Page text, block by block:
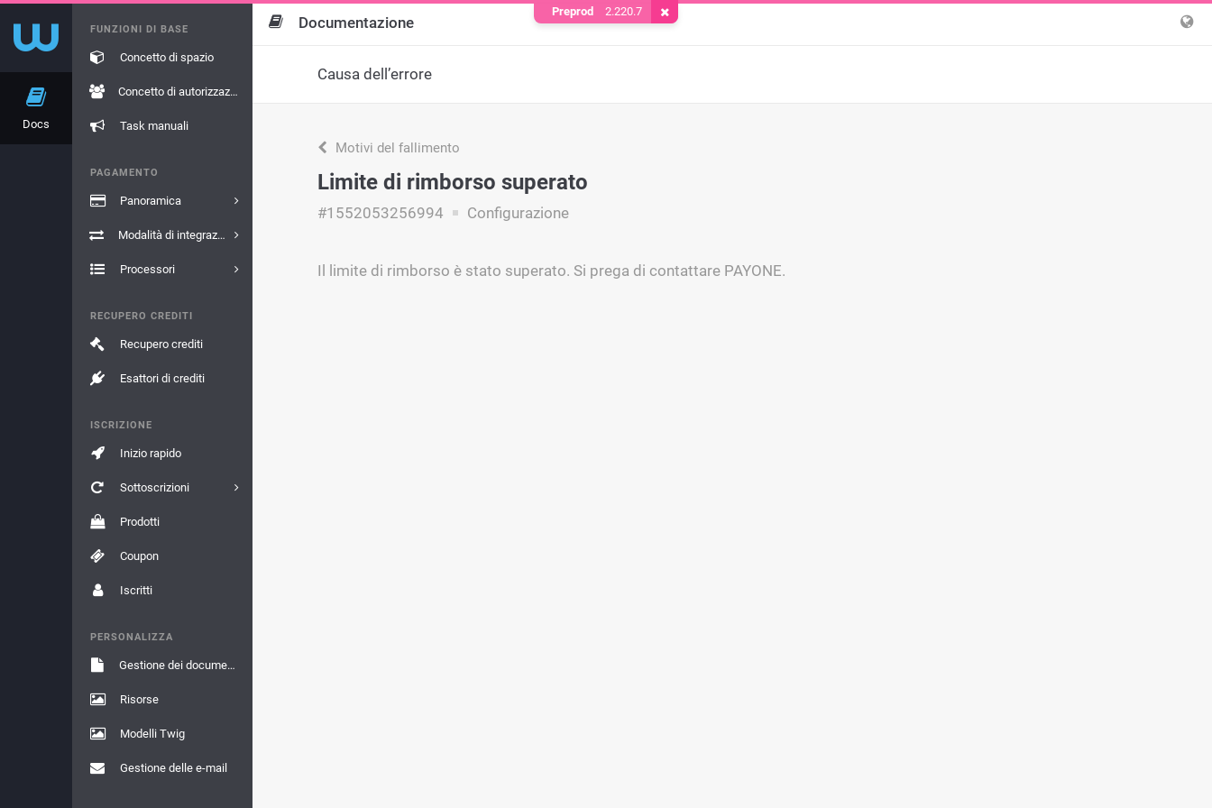
Docs
FUNZIONI DI BASE
Concetto di spazio
Concetto di autorizzazione
Task manuali
PAGAMENTO
Panoramica
Modalità di integrazione
Processori
RECUPERO CREDITI
Recupero crediti
Esattori di crediti
ISCRIZIONE
Inizio rapido
Sottoscrizioni
Prodotti
Coupon
Iscritti
PERSONALIZZA
Gestione dei documenti
Risorse
Modelli Twig
Gestione delle e-mail
Documentazione
Causa dell’errore
Motivi del fallimento
Limite di rimborso superato
#1552053256994 Configurazione
Il limite di rimborso è stato superato. Si prega di contattare PAYONE.
Preprod 2.220.7 Rimuovere il cookie